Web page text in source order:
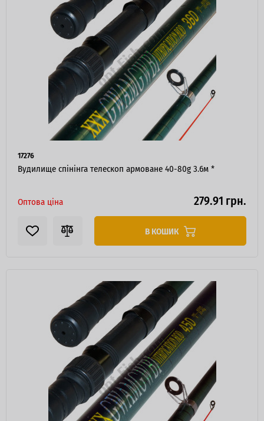
17276
Вудилище спінінга телескоп армоване 40-80g 3.6м *
Оптова ціна 279.91 грн.
В КОШИК
Я ОПТОВИЙ ПОКУПЕЦЬ